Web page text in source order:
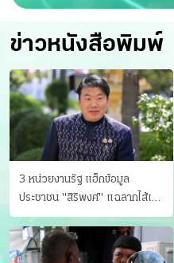
ข่าวหนังสือพิมพ์
3 หน่วยงานรัฐ แฮ็กข้อมูล
ประชาชน "สิริพงศ์" แฉลากไส้เอง
"หนู" กอด "หนิม" สยบลือ